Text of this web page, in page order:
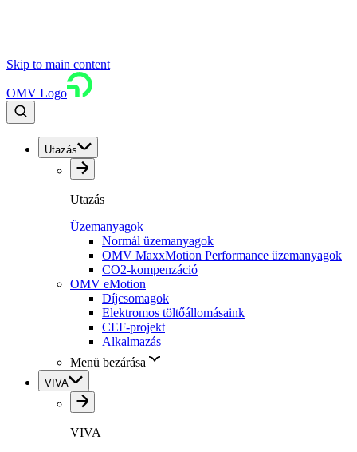
Skip to main content
OMV Logo
Utazás
Utazás
Üzemanyagok
Normál üzemanyagok
OMV MaxxMotion Performance üzemanyagok
CO2-kompenzáció
OMV eMotion
Díjcsomagok
Elektromos töltőállomásaink
CEF-projekt
Alkalmazás
Menü bezárása
VIVA
VIVA